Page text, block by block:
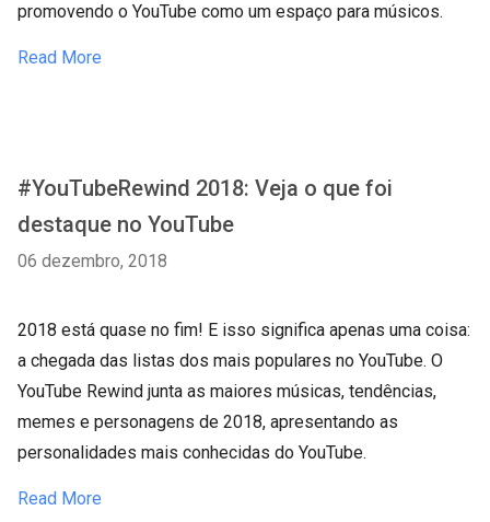
promovendo o YouTube como um espaço para músicos.
Read More
#YouTubeRewind 2018: Veja o que foi
destaque no YouTube
06 dezembro, 2018
2018 está quase no fim! E isso significa apenas uma coisa:
a chegada das listas dos mais populares no YouTube. O
YouTube Rewind junta as maiores músicas, tendências,
memes e personagens de 2018, apresentando as
personalidades mais conhecidas do YouTube.
Read More